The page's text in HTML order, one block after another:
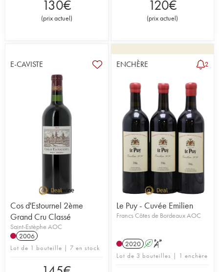
130€
(prix actuel)
120€
(prix actuel)
E-CAVISTE
Cos d'Estournel 2ème
Grand Cru Classé
Saint-Estèphe AOC
2006
Lot de 1 bouteille | 7 en stock
ENCHÈRE 2
Le Puy - Cuvée Emilien
Francs Côtes de Bordeaux AOC
2020 A S
Lot de 3 bouteilles | 1 enchère